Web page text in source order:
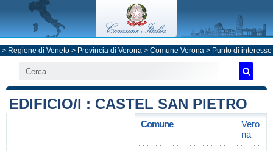
> Regione di Veneto> Provincia di Verona> Comune Verona> Punto di interesse
EDIFICIO/I : CASTEL SAN PIETRO
Comune
Vero
na